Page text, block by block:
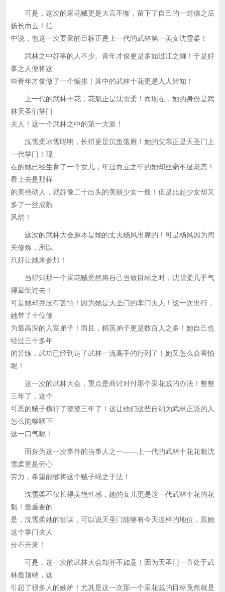
可是，这次的采花贼更是大言不惭，留下了自己的一封信之后
扬长而去！信
中说，他这一次要采的目标正是上一代的武林第一美女沈雪柔！
武林之中好事的人不少。青年才俊更是多如过江之鲫！于是好
事之人便将这
些青年才俊做了一个编排！其中的武林十花更是人人皆知！
上一代的武林十花，花魁正是沈雪柔！而现在，她的身份是武
林天圣们掌门
夫人！这一个武林之中的第一大派！
沈雪柔冰雪聪明，长得更是沉鱼落雁！她的父亲正是天圣门上
一代掌门！现
在的她已经生育了一个女儿，年过而立之年的她却丝毫不显老态！
看上去是那样
的美艳动人，就好像二十出头的美丽少女一般！但是比起少女却又
多了一丝成熟
风韵！
这次的武林大会原本是她的丈夫杨风出席的！可是杨风因为闭
关修炼，所以
只好让她来参加！
当得知那一个采花贼竟然将自己当做目标之时，沈雪柔几乎气
得晕倒过去！
可是她却并没有害怕！因为她是天圣门的掌门夫人！这一次出行，
她带了十位修
为最高深的入室弟子！而且，精英弟子更是数百人之多！她自己也
经过三十多年
的苦练，武功已经到达了武林一流高手的行列了！她又怎么会害怕
呢！
这一次的武林大会，重点是商讨对付那个采花贼的办法！整整
三年了，这个
可恶的贼子横行了整整三年了！这让他们这些自诩为武林正派的人
怎么能够咽下
这一口气呢！
而身为这一次事件的当事人之一——上一代的武林十花花魁沈
雪柔更是劳心
劳力，希望能够将这个贼子绳之于法！
沈雪柔不仅长得美艳性感，她的女儿更是这一代武林十花的花
魁！最重要的
是，沈雪柔她的智谋，可以说天圣门能够有今天这样的地位，跟她
这个掌门夫人
分不开来！
可是，这一次的武林大会却并不如意！因为天圣门一直处于武
林最顶端，这
引起了很多人的嫉妒！尤其是这一次那一个采花贼的目标竟然就是